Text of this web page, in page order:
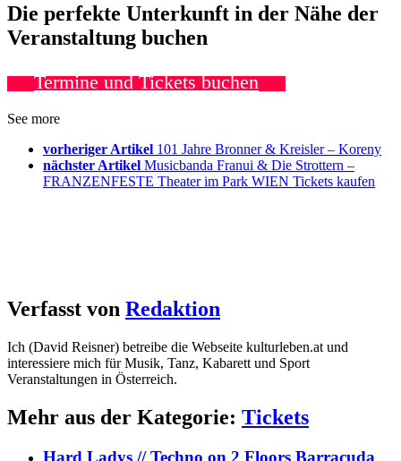
Die perfekte Unterkunft in der Nähe der
Veranstaltung buchen
Termine und Tickets buchen
See more
vorheriger Artikel 101 Jahre Bronner & Kreisler – Koreny
nächster Artikel Musicbanda Franui & Die Strottern –
FRANZENFESTE Theater im Park WIEN Tickets kaufen
Verfasst von Redaktion
Ich (David Reisner) betreibe die Webseite kulturleben.at und
interessiere mich für Musik, Tanz, Kabarett und Sport
Veranstaltungen in Österreich.
Mehr aus der Kategorie: Tickets
Hard Ladys // Techno on 2 Floors Barracuda